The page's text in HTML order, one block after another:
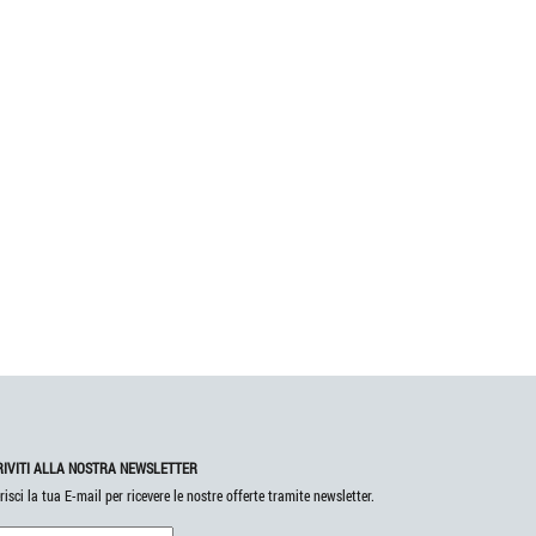
ALLA NOSTRA NEWSLETTER
la tua E-mail per ricevere le nostre offerte tramite newsletter.